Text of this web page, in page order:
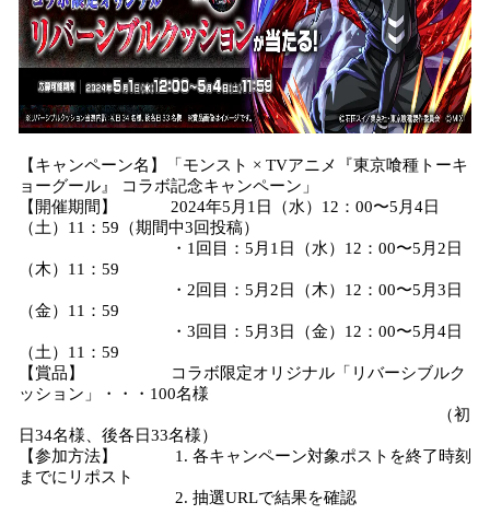
【キャンペーン名】「モンスト × TVアニメ『東京喰種トーキ
ョーグール』 コラボ記念キャンペーン」
【開催期間】 2024年5月1日（水）12：00〜5月4日
（土）11：59（期間中3回投稿）
・1回目：5月1日（水）12：00〜5月2日
（木）11：59
・2回目：5月2日（木）12：00〜5月3日
（金）11：59
・3回目：5月3日（金）12：00〜5月4日
（土）11：59
【賞品】 コラボ限定オリジナル「リバーシブルク
ッション」・・・100名様
（初
日34名様、後各日33名様）
【参加方法】 1. 各キャンペーン対象ポストを終了時刻
までにリポスト
2. 抽選URLで結果を確認